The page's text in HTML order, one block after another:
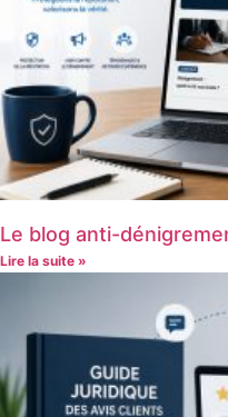
Le blog anti-
Lire la suite »